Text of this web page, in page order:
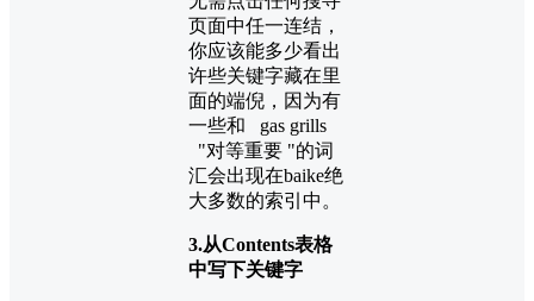
页面中任一连结，
你应该能多少看出
许些关键字藏在里
面的端倪，因为有
一些和 gas grills
"对等重要 "的词
汇会出现在baike绝
大多数的索引中。
3.从Contents表格
中写下关键字